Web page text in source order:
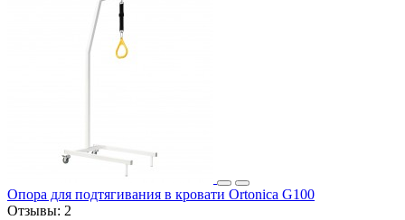
Опора для подтягивания в кровати Ortonica G100
Отзывы: 2